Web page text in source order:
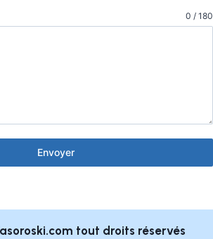
0 / 180
Envoyer
tout droits réservés